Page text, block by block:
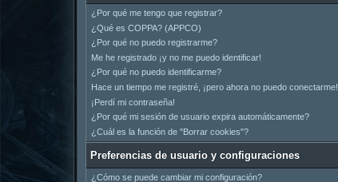
¿Por qué me tengo que registrar?
¿Qué es COPPA? (APPCO)
¿Por qué no puedo registrarme?
Me he registrado ¡y no me puedo identificar!
¿Por qué no puedo identificarme?
Hace un tiempo me registré, ¡pero ahora no puedo conectarme!
¡Perdí mi contraseña!
¿Por qué mi sesión de usuario expira automáticamente?
¿Cuál es la función de "Borrar cookies"?
Preferencias de usuario y configuraciones
¿Cómo se puede cambiar mi configuración?